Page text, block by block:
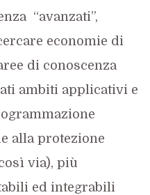
“avanzati”,
economie di
di conoscenza
ambiti applicativi e
alla protezione
via), più
ed integrabili